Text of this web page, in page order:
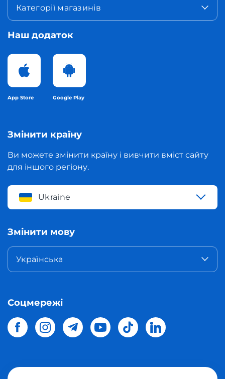
Категорії магазинів
Наш додаток
App Store Google Play
Змінити країну
Ви можете змінити країну і вивчити вміст сайту
для іншого регіону.
Ukraine
Змінити мову
Українська
Соцмережі